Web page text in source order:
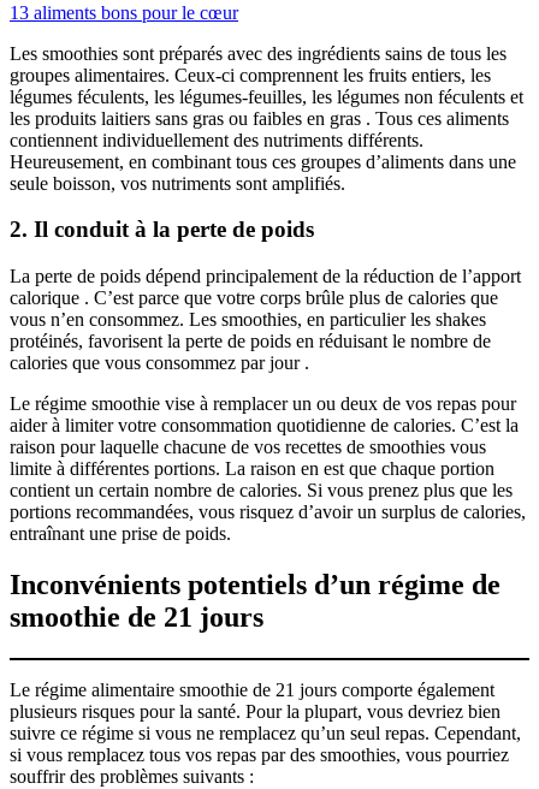
13 aliments bons pour le cœur
Les smoothies sont préparés avec des ingrédients sains de tous les
groupes alimentaires. Ceux-ci comprennent les fruits entiers, les
légumes féculents, les légumes-feuilles, les légumes non féculents et
les produits laitiers sans gras ou faibles en gras . Tous ces aliments
contiennent individuellement des nutriments différents.
Heureusement, en combinant tous ces groupes d’aliments dans une
seule boisson, vos nutriments sont amplifiés.
2. Il conduit à la perte de poids
La perte de poids dépend principalement de la réduction de l’apport
calorique . C’est parce que votre corps brûle plus de calories que
vous n’en consommez. Les smoothies, en particulier les shakes
protéinés, favorisent la perte de poids en réduisant le nombre de
calories que vous consommez par jour .
Le régime smoothie vise à remplacer un ou deux de vos repas pour
aider à limiter votre consommation quotidienne de calories. C’est la
raison pour laquelle chacune de vos recettes de smoothies vous
limite à différentes portions. La raison en est que chaque portion
contient un certain nombre de calories. Si vous prenez plus que les
portions recommandées, vous risquez d’avoir un surplus de calories,
entraînant une prise de poids.
Inconvénients potentiels d’un régime de
smoothie de 21 jours
Le régime alimentaire smoothie de 21 jours comporte également
plusieurs risques pour la santé. Pour la plupart, vous devriez bien
suivre ce régime si vous ne remplacez qu’un seul repas. Cependant,
si vous remplacez tous vos repas par des smoothies, vous pourriez
souffrir des problèmes suivants :